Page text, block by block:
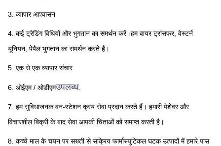
3. व्यापार आश्वासन
4. कई ट्रेडिंग विधियों और भुगतान का समर्थन करें।हम वायर ट्रांसफर, वेस्टर्न
यूनियन, पेपैल भुगतान का समर्थन करते हैं।
5. एक से एक व्यापार संचार
6. ओईएम / ओडीएमउपलब्ध
7. हम सुविधाजनक वन-स्टेशन क्रय सेवा प्रदान करते हैं। हमारी पेशेवर और
विचारशील बिक्री के बाद सेवा आपकी चिंताओं को समाप्त करती है।
8. कच्चे माल के चयन पर सख्ती से सक्रिय फार्मास्युटिकल घटक उत्पादों में हमारे पास